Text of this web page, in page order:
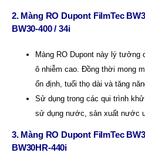
2. Màng RO Dupont FilmTec
BW30-400 / 34i
Màng RO Dupont này lý
ô nhiễm cao. Đồng thời mong
ổn định, tuổi thọ dài và tăng
Sử dụng trong các qui trình
sử dụng nước, sản xuất nước
3. Màng RO Dupont FilmTec
BW30HR-440i